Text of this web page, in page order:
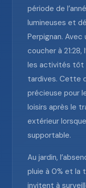
période de
lumineuses et
Perpignan.
coucher à
les activités tôt
tardives. Cette
précieuse pour
loisirs après le
extérieur
supportable.
Au jardin,
pluie à 0% et la
invitent à